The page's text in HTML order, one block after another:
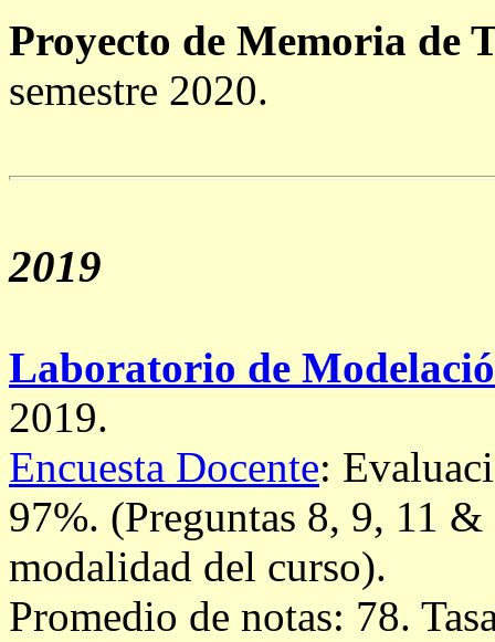
Proyecto de Memoria de
semestre 2020.
2019
Laboratorio de
2019.
Encuesta Docente:
97%. (Preguntas 8, 9, 11
modalidad del curso).
Promedio de notas: 78.